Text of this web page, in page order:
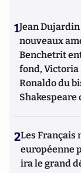
1Jean
nouveaux
Benchetrit
fond,
Ronaldo du
Shakespeare
2Les Français
européenne
ira le grand